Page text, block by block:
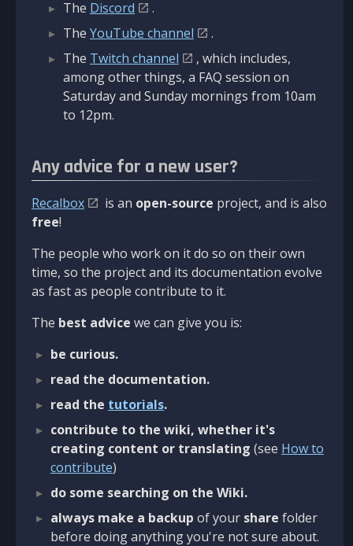
The Discord
.
The YouTube channel
.
The Twitch channel
, which includes,
among other things, a FAQ session on
Saturday and Sunday mornings from 10am
to 12pm.
Any advice for a new user?
Recalbox is an open-source project, and is also
free!
The people who work on it do so on their own
time, so the project and its documentation evolve
as fast as people contribute to it.
The best advice we can give you is:
be curious.
read the documentation.
read the tutorials.
contribute to the wiki, whether it's
creating content or translating (see How to
contribute)
do some searching on the Wiki.
always make a backup of your share folder
before doing anything you're not sure about.